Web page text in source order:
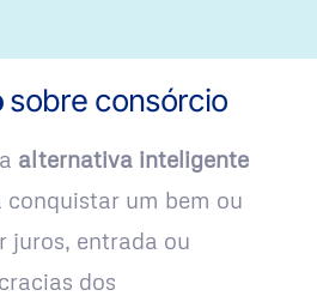
sobre consórcio
alternativa inteligente
conquistar um bem ou
juros, entrada ou
dos